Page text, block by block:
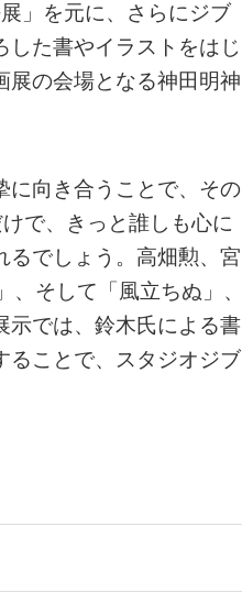
」を元に、さらにジブ
した書やイラストをはじ
展の会場となる神田明神
に向き合うことで、その
で、きっと誰しも心に
るでしょう。高畑勲、宮
そして「風立ちぬ」、
示では、鈴木氏による書
ることで、スタジオジブ